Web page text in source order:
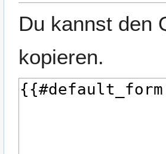
Du kannst den
kopieren.